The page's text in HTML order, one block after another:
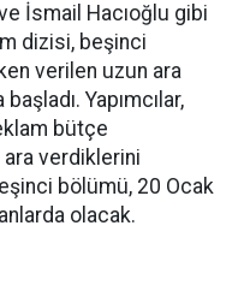
İsmail Hacıoğlu gibi
dizisi, beşinci
verilen uzun ara
Yapımcılar,
bütçe
ara verdiklerini
bölümü, 20 Ocak
olacak.